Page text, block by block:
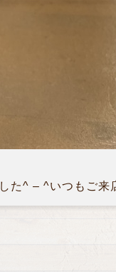
た^ – ^いつもご来